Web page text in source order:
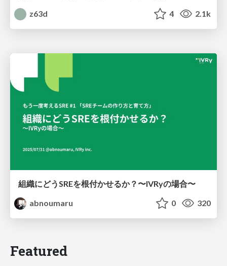
z63d
4 2.1k
組織にどうSREを根付かせるか？〜IVRyの場合〜
abnoumaru
0 320
Featured